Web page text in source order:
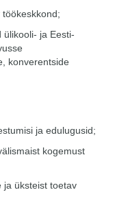
ülikooli- ja Eesti-
konverentside
ja edulugusid;
kogemust
ja üksteist toetav